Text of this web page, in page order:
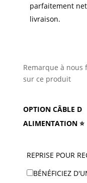
parfaitement
livraison.
Remarque à nous
sur ce produit
OPTION CÂBLE D
ALIMENTATION ⭐
REPRISE POUR
BÉNÉFICIEZ